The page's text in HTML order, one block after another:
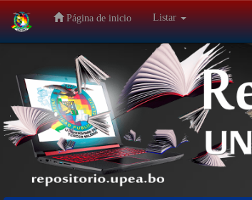
Salir
navegación
Página de inicio Listar